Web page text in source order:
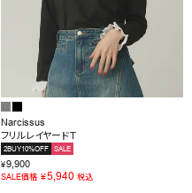
Narcissus
フリルレイヤードＴ
2BUY10%OFF SALE
¥9,900
SALE価格 ¥5,940 税込